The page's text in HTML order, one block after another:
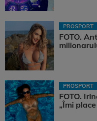
PROSPORT
FOTO.
PROSPORT
FOTO.
„Îmi